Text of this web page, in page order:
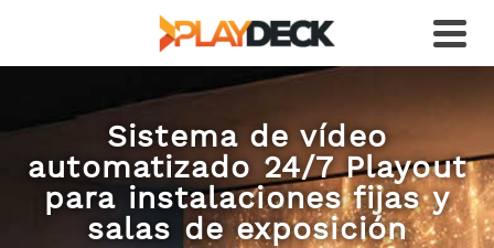
Sistema de vídeo
automatizado 24/7 Playout
para instalaciones fijas y
salas de exposición